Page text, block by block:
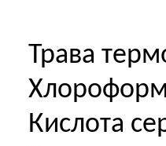
Трава
Кислота